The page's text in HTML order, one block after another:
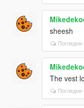
sheesh
Погледни
The vest
Погледни